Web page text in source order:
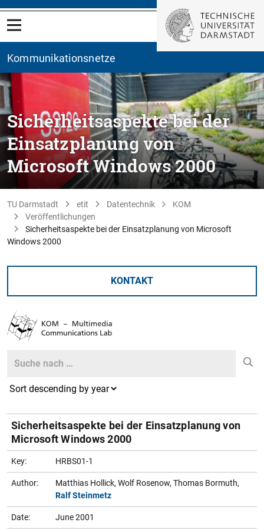
Kommunikationsnetze
Sicherheitsaspekte bei der
Einsatzplanung von
Microsoft Windows 2000
TU Darmstadt etit Datentechnik
KOM
Veröffentlichungen
Sicherheitsaspekte bei der Einsatzplanung von Microsoft
Windows 2000
KONTAKT
Search
Sicherheitsaspekte bei der Einsatzplanung von
Microsoft Windows 2000
Key: HRBS01-1
Author:
Matthias Hollick, Wolf Rosenow, Thomas Bormuth,
Ralf Steinmetz
Date: June 2001